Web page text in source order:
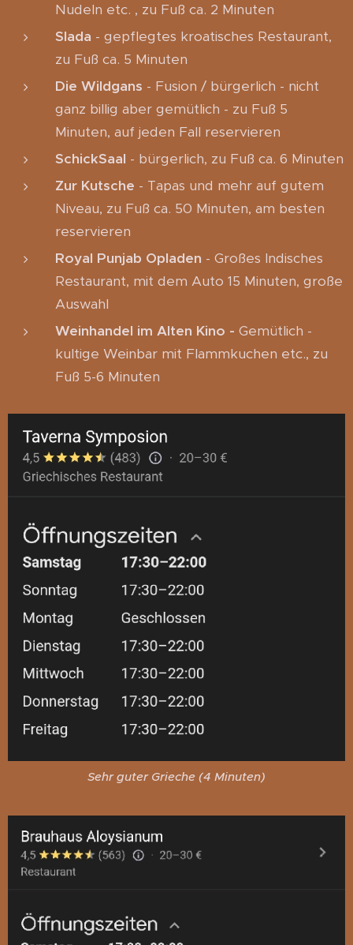
Nudeln etc. , zu Fuß ca. 2 Minuten
Slada - gepflegtes kroatisches Restaurant,
zu Fuß ca. 5 Minuten
Die Wildgans - Fusion / bürgerlich - nicht
ganz billig aber gemütlich - zu Fuß 5
Minuten, auf jeden Fall reservieren
SchickSaal - bürgerlich, zu Fuß ca. 6 Minuten
Zur Kutsche - Tapas und mehr auf gutem
Niveau, zu Fuß ca. 50 Minuten, am besten
reservieren
Royal Punjab Opladen - Großes Indisches
Restaurant, mit dem Auto 15 Minuten, große
Auswahl
Weinhandel im Alten Kino - Gemütlich -
kultige Weinbar mit Flammkuchen etc., zu
Fuß 5-6 Minuten
Sehr guter Grieche (4 Minuten)